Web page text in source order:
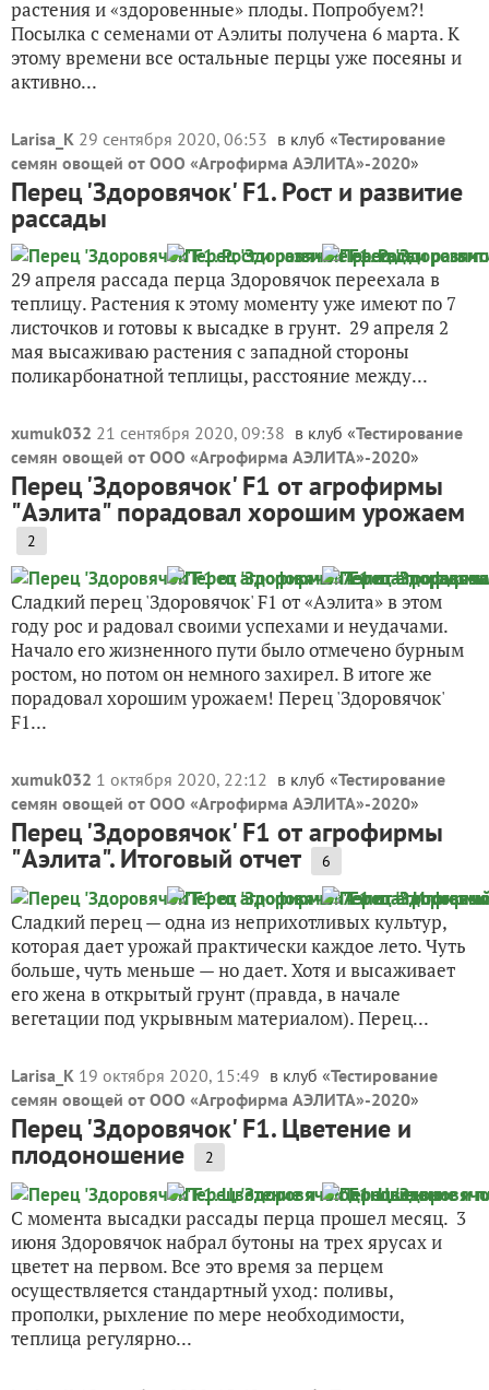
растения и «здоровенные» плоды. Попробуем?!
Посылка с семенами от Аэлиты получена 6 марта. К
этому времени все остальные перцы уже посеяны и
активно...
Larisa_K 29 сентября 2020, 06:53 в клуб «Тестирование
семян овощей от ООО «Агрофирма АЭЛИТА»-2020»
Перец 'Здоровячок' F1. Рост и развитие
рассады
29 апреля рассада перца Здоровячок переехала в
теплицу. Растения к этому моменту уже имеют по 7
листочков и готовы к высадке в грунт. 29 апреля 2
мая высаживаю растения с западной стороны
поликарбонатной теплицы, расстояние между...
xumuk032 21 сентября 2020, 09:38 в клуб «Тестирование
семян овощей от ООО «Агрофирма АЭЛИТА»-2020»
Перец 'Здоровячок' F1 от агрофирмы
"Аэлита" порадовал хорошим урожаем
2
Сладкий перец 'Здоровячок' F1 от «Аэлита» в этом
году рос и радовал своими успехами и неудачами.
Начало его жизненного пути было отмечено бурным
ростом, но потом он немного захирел. В итоге же
порадовал хорошим урожаем! Перец 'Здоровячок'
F1...
xumuk032 1 октября 2020, 22:12 в клуб «Тестирование
семян овощей от ООО «Агрофирма АЭЛИТА»-2020»
Перец 'Здоровячок' F1 от агрофирмы
"Аэлита". Итоговый отчет 6
Сладкий перец — одна из неприхотливых культур,
которая дает урожай практически каждое лето. Чуть
больше, чуть меньше — но дает. Хотя и высаживает
его жена в открытый грунт (правда, в начале
вегетации под укрывным материалом). Перец...
Larisa_K 19 октября 2020, 15:49 в клуб «Тестирование
семян овощей от ООО «Агрофирма АЭЛИТА»-2020»
Перец 'Здоровячок' F1. Цветение и
плодоношение 2
С момента высадки рассады перца прошел месяц. 3
июня Здоровячок набрал бутоны на трех ярусах и
цветет на первом. Все это время за перцем
осуществляется стандартный уход: поливы,
прополки, рыхление по мере необходимости,
теплица регулярно...